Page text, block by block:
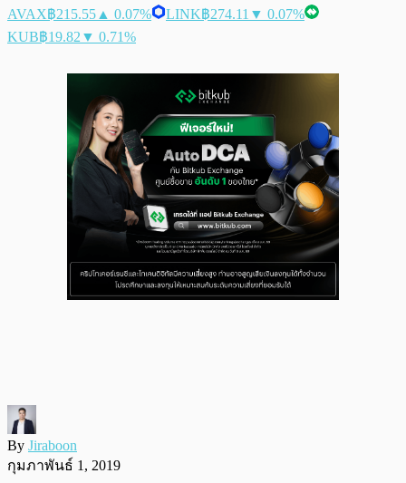
AVAX฿215.55 ▲ 0.07% LINK฿274.11 ▼ 0.07%
KUB฿19.82 ▼ 0.71%
By Jiraboon
กุมภาพันธ์ 1, 2019